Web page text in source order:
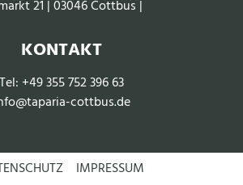
21 | 03046 Cottbus |
KONTAKT
Tel: +49 355 752 396 63
cottbus.de
IMPRESSUM